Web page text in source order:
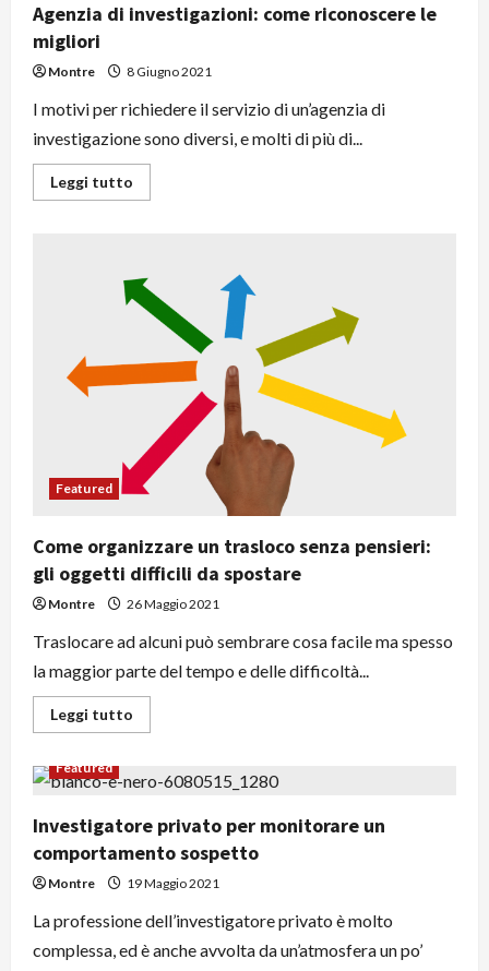
Agenzia di investigazioni: come riconoscere le
migliori
Montre 8 Giugno 2021
I motivi per richiedere il servizio di un’agenzia di
investigazione sono diversi, e molti di più di...
Leggi tutto
di
investigazioni:
come
riconoscere
migliori
Featured
Come organizzare un trasloco senza pensieri:
gli oggetti difficili da spostare
Montre 26 Maggio 2021
Traslocare ad alcuni può sembrare cosa facile ma spesso
la maggior parte del tempo e delle difficoltà...
Leggi tutto
di
Come
organizzare
trasloco
senza
pensieri:
gli
oggetti
difficili
spostare
Featured
Investigatore privato per monitorare un
comportamento sospetto
Montre 19 Maggio 2021
La professione dell’investigatore privato è molto
complessa, ed è anche avvolta da un’atmosfera un po’